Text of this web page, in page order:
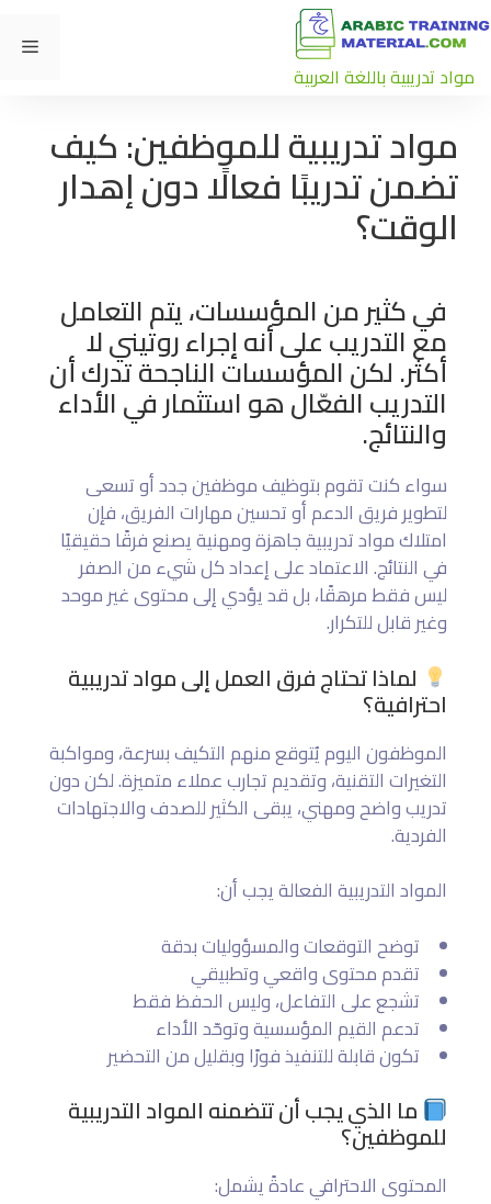
مواد تدريبية باللغة العربية
مواد تدريبية للموظفين: كيف
تضمن تدريبًا فعالًا دون إهدار
الوقت؟
في كثير من المؤسسات، يتم التعامل
مع التدريب على أنه إجراء روتيني لا
أكثر. لكن المؤسسات الناجحة تدرك أن
التدريب الفعّال هو استثمار في الأداء
والنتائج.
سواء كنت تقوم بتوظيف موظفين جدد أو تسعى
لتطوير فريق الدعم أو تحسين مهارات الفريق، فإن
امتلاك مواد تدريبية جاهزة ومهنية يصنع فرقًا حقيقيًا
في النتائج. الاعتماد على إعداد كل شيء من الصفر
ليس فقط مرهقًا، بل قد يؤدي إلى محتوى غير موحد
وغير قابل للتكرار.
لماذا تحتاج فرق العمل إلى مواد تدريبية
احترافية؟
الموظفون اليوم يُتوقع منهم التكيف بسرعة، ومواكبة
التغيرات التقنية، وتقديم تجارب عملاء متميزة. لكن دون
تدريب واضح ومهني، يبقى الكثير للصدف والاجتهادات
الفردية.
المواد التدريبية الفعالة يجب أن:
توضح التوقعات والمسؤوليات بدقة
تقدم محتوى واقعي وتطبيقي
تشجع على التفاعل، وليس الحفظ فقط
تدعم القيم المؤسسية وتوحّد الأداء
تكون قابلة للتنفيذ فورًا وبقليل من التحضير
ما الذي يجب أن تتضمنه المواد التدريبية
للموظفين؟
المحتوى الاحترافي عادةً يشمل: